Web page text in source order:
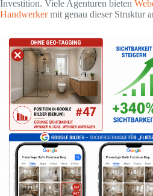
Investition. Viele Agenturen bieten
Handwerkermit genau dieser Struktur